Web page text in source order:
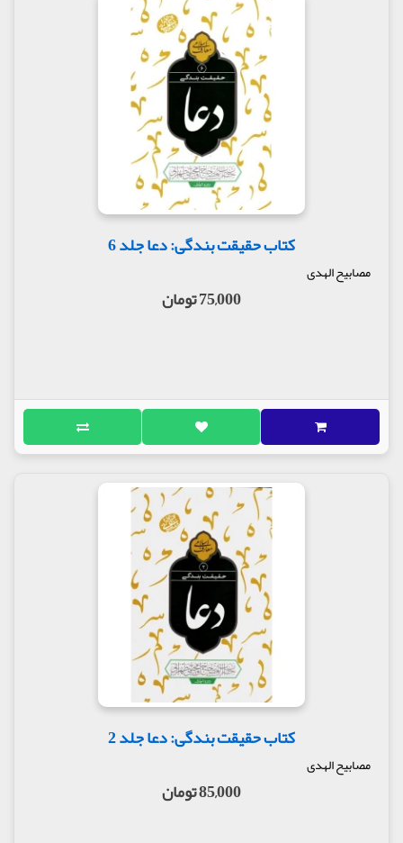
کتاب حقیقت بندگی: دعا جلد 6
مصابیح الهدی
75,000 تومان
کتاب حقیقت بندگی: دعا جلد 2
مصابیح الهدی
85,000 تومان